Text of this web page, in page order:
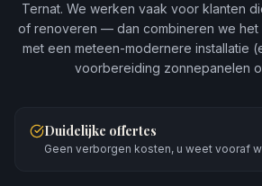
Ternat. We werken vaak voor klanten
of renoveren — dan combineren we het
met een meteen-modernere installatie
voorbereiding zonnepanelen
Duidelijke offertes
Geen verborgen kosten, u weet vooraf